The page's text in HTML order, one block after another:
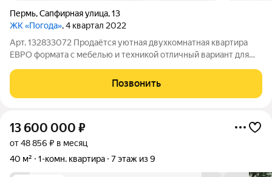
Пермь,Сапфирная улица,13
ЖК «Погода», 4 квартал 2022
Арт. 132833072 Продаётся уютная двухкомнатная квартира
ЕВРО формата с мебелью и техникой отличный вариант для
светлая и тёплая, окна и лоджия выходят на солнечную
сторону, поэтому в комнатах много
Позвонить
13 600 000 ₽
от 48 856 ₽ в месяц
40 м²
1-комн. квартира 7 этаж из 9